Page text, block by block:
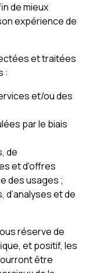
de mieux
expérience de
et traitées
:
et/ou des
par le biais
de
et d'offres
des usages ;
d’analyses et de
réserve de
et positif, les
être